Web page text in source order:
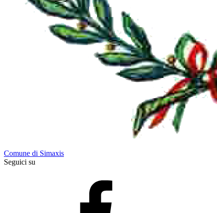
Comune di Simaxis
Seguici su